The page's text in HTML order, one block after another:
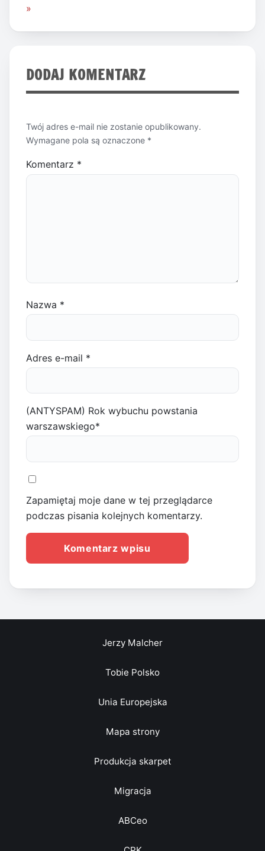
»
DODAJ KOMENTARZ
Twój adres e-mail nie zostanie opublikowany.
Wymagane pola są oznaczone *
Komentarz *
Nazwa *
Adres e-mail *
(ANTYSPAM) Rok wybuchu powstania
warszawskiego*
Zapamiętaj moje dane w tej przeglądarce
podczas pisania kolejnych komentarzy.
Jerzy Malcher
Tobie Polsko
Unia Europejska
Mapa strony
Produkcja skarpet
Migracja
ABCeo